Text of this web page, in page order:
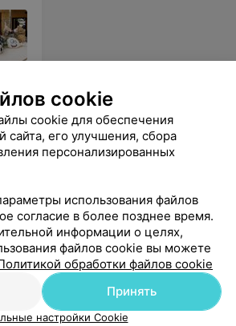
Еще
cookie
cookie для обеспечения
сайта, его улучшения, сбора
персонализированных
использования файлов
согласие в более позднее время.
информации о целях,
файлов cookie вы можете
обработки файлов cookie
Принять
настройки Cookie